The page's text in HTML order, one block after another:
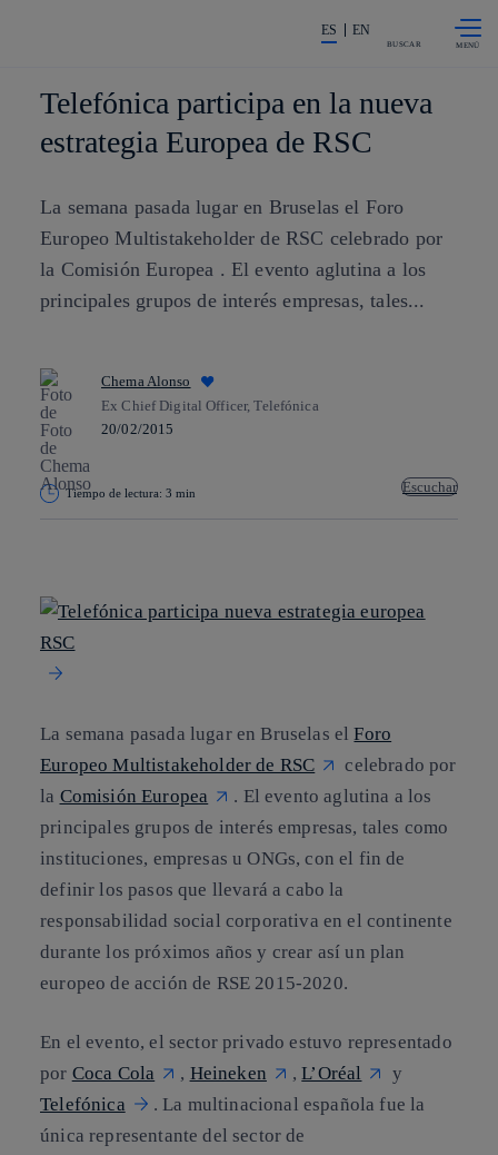
La acción en accionistas e
ES EN
BUSCAR
Telefónica participa en la nueva
estrategia Europea de RSC
La semana pasada lugar en Bruselas el Foro
Europeo Multistakeholder de RSC celebrado por
la Comisión Europea . El evento aglutina a los
principales grupos de interés empresas, tales...
Chema Alonso
Ex Chief Digital Officer, Telefónica
20/02/2015
Tiempo de lectura: 3 min Escuchar
La semana pasada lugar en Bruselas elForo
Europeo Multistakeholder de RSC
celebrado por
la Comisión Europea
. El evento aglutina a los
principales grupos de interés empresas, tales como
instituciones, empresas u ONGs, con el fin de
definir los pasos que llevará a cabo la
responsabilidad social corporativa en el continente
durante los próximos años y crear así un plan
europeo de acción de RSE 2015-2020.
En el evento, el sector privado estuvo representado
por Coca Cola , Heineken ,L’Oréal
y
Telefónica
. La multinacional española fue la
única representante del sector de